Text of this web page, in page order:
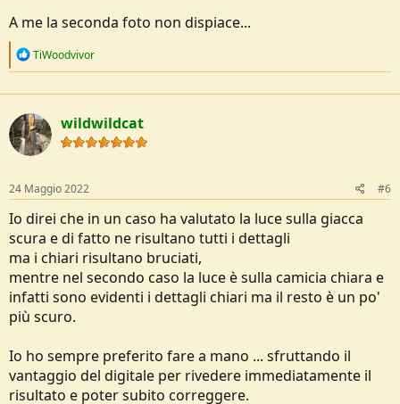
spesso non hai il tempo per impostare i parametri ho usato (in
queste foto) la priorità diaframma (AV) ora qualcuno riesce ad
immaginare perché la macchina ha preso queste 2 decisioni
entrambe errate (una è sovra esposta l' altra sottoesposta!)?
Vedi l'allegato 236004
A me la seconda foto non dispiace...
R
c
t
i
o
n
:
TiWoodvivor
wildwildcat
24 Maggio 2022 #6
Io direi che in un caso ha valutato la luce sulla giacca
scura e di fatto ne risultano tutti i dettagli
ma i chiari risultano bruciati,
mentre nel secondo caso la luce è sulla camicia chiara e
infatti sono evidenti i dettagli chiari ma il resto è un po'
più scuro.
Io ho sempre preferito fare a mano ... sfruttando il
vantaggio del digitale per rivedere immediatamente il
risultato e poter subito correggere.